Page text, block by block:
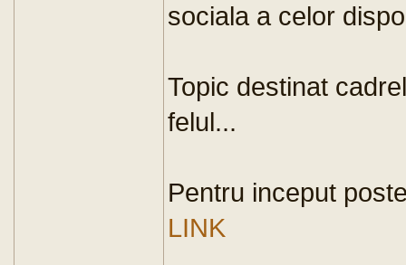
sociala a celor
Topic destinat
felul...
Pentru inceput
LINK